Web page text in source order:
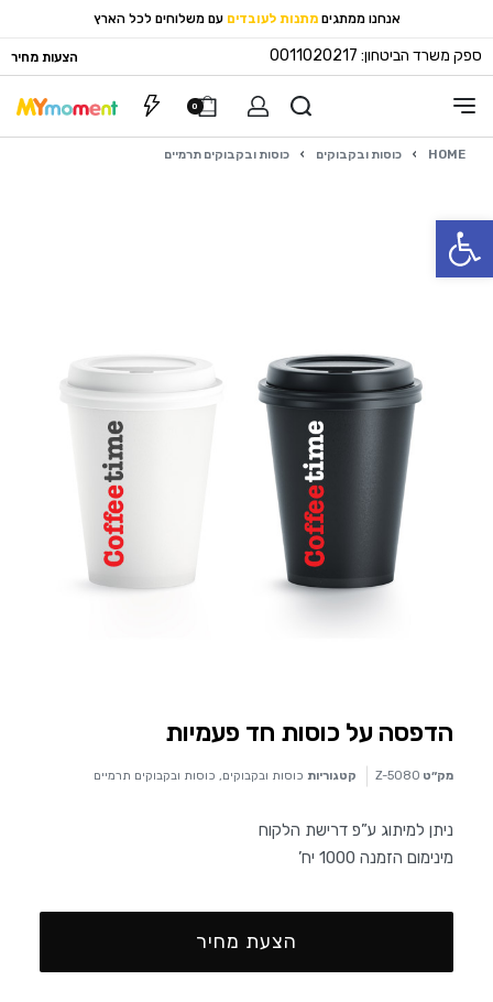
פתח סרגל נגישות
אנחנו ממתגים מתנות לעובדים עם משלוחים לכל הארץ
ספק משרד הביטחון: 0011020217 הצעות מחיר
0
HOME
› כוסות ובקבוקים › כוסות ובקבוקים תרמיים
הדפסה על כוסות חד פעמיות
מק״ט Z-5080 קטגוריות כוסות ובקבוקים, כוסות ובקבוקים תרמיים
ניתן למיתוג ע”פ דרישת הלקוח
מינימום הזמנה 1000 יח’
הצעת מחיר